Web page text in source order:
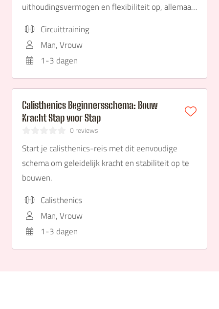
uithoudingsvermogen en flexibiliteit op, allemaal
Circuittraining
Man, Vrouw
1-3 dagen
Calisthenics Beginnersschema: Bouw
Kracht Stap voor Stap
0 reviews
Start je calisthenics-reis met dit eenvoudige
schema om geleidelijk kracht en stabiliteit op te
bouwen.
Calisthenics
Man, Vrouw
1-3 dagen